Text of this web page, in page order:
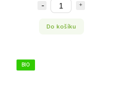
Do košíku
BIO